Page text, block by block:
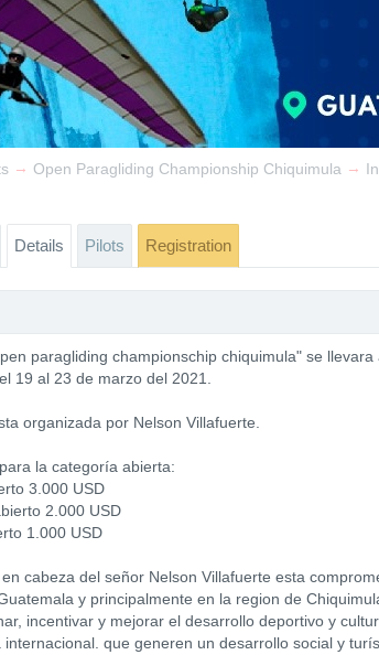
→ Open Paragliding Championship Chiquimula →
Details Pilots Registration
paragliding championschip chiquimula" se
19 al 23 de marzo del 2021.
organizada por Nelson Villafuerte.
la categoría abierta:
3.000 USD
2.000 USD
1.000 USD
cabeza del señor Nelson Villafuerte esta
y principalmente en la region de
incentivar y mejorar el desarrollo deportivo y
que generen un desarrollo social y